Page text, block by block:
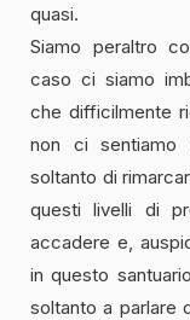
quasi.
Siamo peraltro
caso ci siamo
che difficilmente
non ci sentiamo
soltanto di
questi livelli di
accadere e,
in questo
soltanto a parlare